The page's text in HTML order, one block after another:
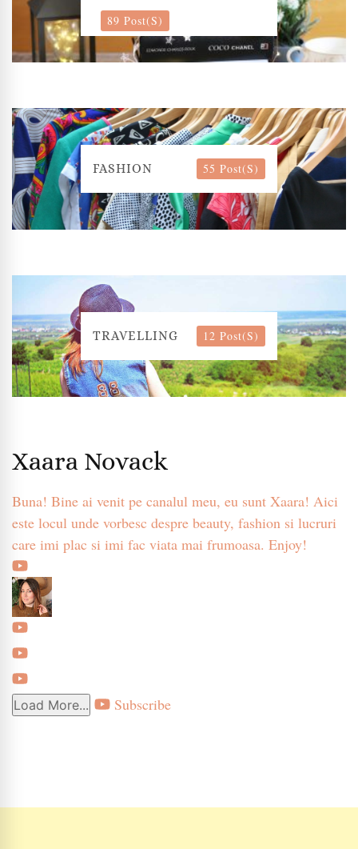
89 Post(s)
FASHION 55 Post(s)
TRAVELLING 12 Post(s)
Xaara Novack
Buna! Bine ai venit pe canalul meu, eu sunt Xaara! Aici
este locul unde vorbesc despre beauty, fashion si lucruri
care imi plac si imi fac viata mai frumoasa. Enjoy!
Load More... Subscribe